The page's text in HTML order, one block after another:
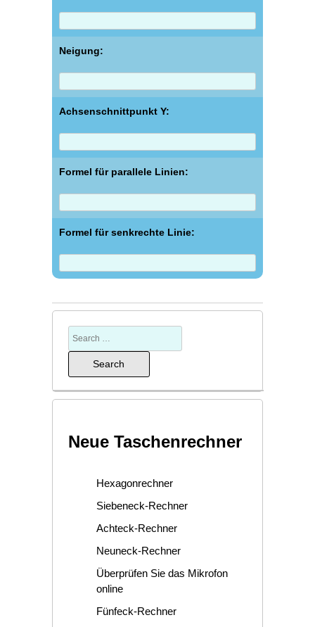
Neigung:
Achsenschnittpunkt Y:
Formel für parallele Linien:
Formel für senkrechte Linie:
Neue Taschenrechner
Hexagonrechner
Siebeneck-Rechner
Achteck-Rechner
Neuneck-Rechner
Überprüfen Sie das Mikrofon
online
Fünfeck-Rechner